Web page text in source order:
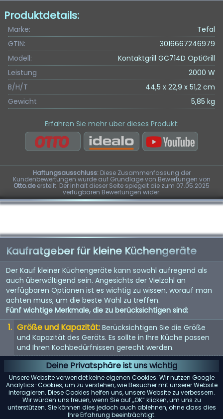
Deine Privatsphäre ist uns wichtig
Unsere Website verwendet keine eigenen Cookies. Wir nutzen Google
Analytics-Cookies, um zu verstehen, wie Besucher mit unserer Website
interagieren. Diese Cookies helfen uns, unsere Website zu verbessern.
Wir würden uns freuen, wenn Sie auf „OK“ klicken, um uns zu
unterstützen. Sie können dies jedoch auch ablehnen, ohne dass dies
Ihre Erfahrung beeinträchtigt.
Produktdetails:
Marke:
Tefal
GTIN:
3016667246979
Modell:
Kontaktgrill GC714D OptiGrill
Leistung
2000 W
B/H/T
44,5 x 22,9 x 51,2 cm
Gewicht
5,85 kg
Erfahren Sie mehr über dieses Produkt:
Haftungsausschluss:Diese Zusammenfassung der
Kundenbewertungen wurde auf Grundlage von Bewertungen von
Otto.deerstellt. Der Inhalt dieser Seite spiegelt die zum 07.05.2025
verfügbaren Bewertungen wider.
Kaufratgeber für kleine Küchengeräte
Der Kauf kleiner Küchengeräte kann sowohl aufregend als
auch überwältigend sein. Angesichts der Vielzahl an
verfügbaren Optionen ist es wichtig zu wissen, worauf man
achten muss, um die beste Wahl zu treffen.
Fünf wichtige Merkmale, die zu berücksichtigen sind:
Größe und Kapazität: Berücksichtigen Sie die Größe
und Kapazität des Geräts. Es sollte in Ihre Küche passen
und Ihren Kochbedürfnissen gerecht werden.
Energieeffizienz: Energieeffiziente Geräte sparen nicht
nur Geld bei der Stromrechnung, sondern sind auch
umweltfreundlich.
Benutzerfreundlichkeit: Suchen Sie nach Geräten mit
benutzerfreundlichen Bedienelementen und Funktionen.